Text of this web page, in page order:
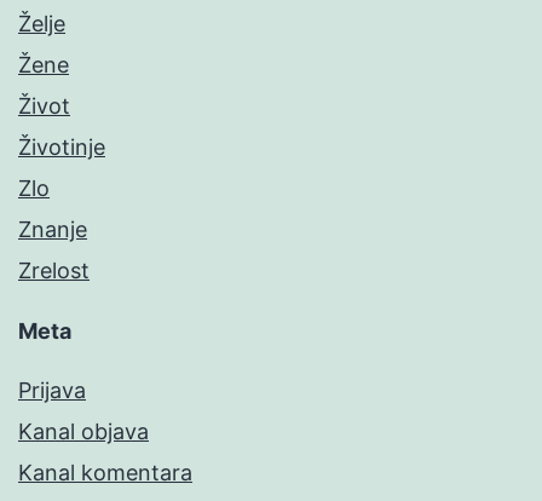
Želje
Žene
Život
Životinje
Zlo
Znanje
Zrelost
Meta
Prijava
Kanal objava
Kanal komentara